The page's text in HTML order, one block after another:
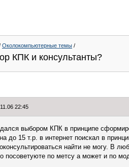
Околокомпьютерные темы /
КПК и консультанты?
22:45
выбором КПК в принципе
до 15 т.р. в интернет поискал в
найти не могу. В
посоветуюте по метсу а может и по